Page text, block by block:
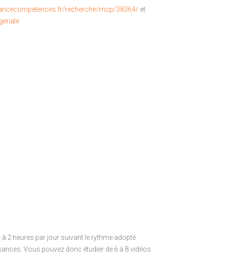
recherche/rncp/38364/ et
2 heures par jour suivant le rythme adopté.
Vous pouvez donc étudier de 6 à 8 vidéos